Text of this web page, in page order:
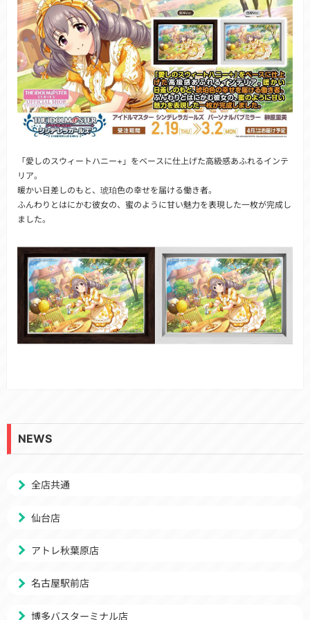
「愛しのスウィートハニー+」をベースに仕上げた高級感あふれるインテ
リア。
暖かい日差しのもと、琥珀色の幸せを届ける働き者。
ふんわりとはにかむ彼女の、蜜のように甘い魅力を表現した一枚が完成し
ました。
NEWS
全店共通
仙台店
アトレ秋葉原店
名古屋駅前店
博多バスターミナル店